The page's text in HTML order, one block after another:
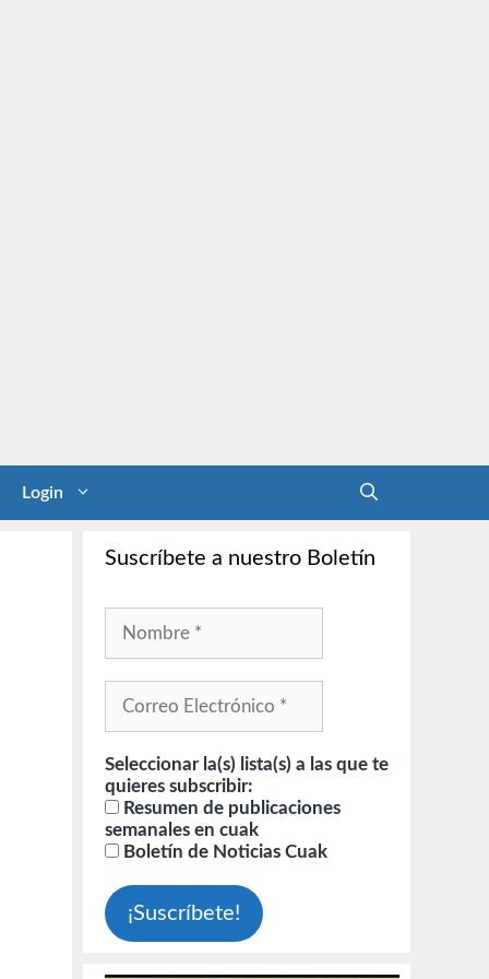
Login
Suscríbete a nuestro Boletín
Seleccionar la(s) lista(s) a las que te
quieres subscribir:
Resumen de publicaciones
semanales en cuak
Boletín de Noticias Cuak